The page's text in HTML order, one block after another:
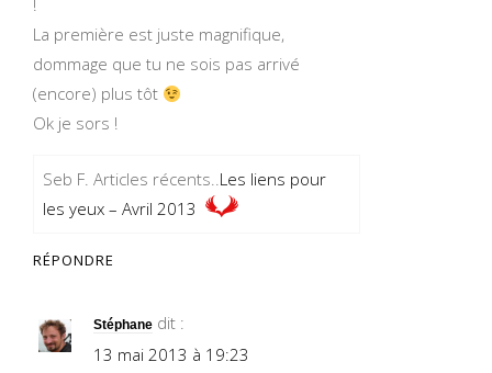
!
La première est juste magnifique,
dommage que tu ne sois pas arrivé
(encore) plus tôt
Ok je sors !
Seb F. Articles récents..Les liens pour
les yeux – Avril 2013
RÉPONDRE
Stéphane dit :
13 mai 2013 à 19:23